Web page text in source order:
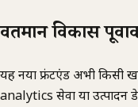
वर्तमान विकास
यह नया फ्रंटएंड अभी किसी
analytics सेवा या उत्पादन